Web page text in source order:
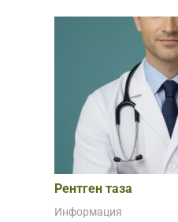
Рентген таза
Информация